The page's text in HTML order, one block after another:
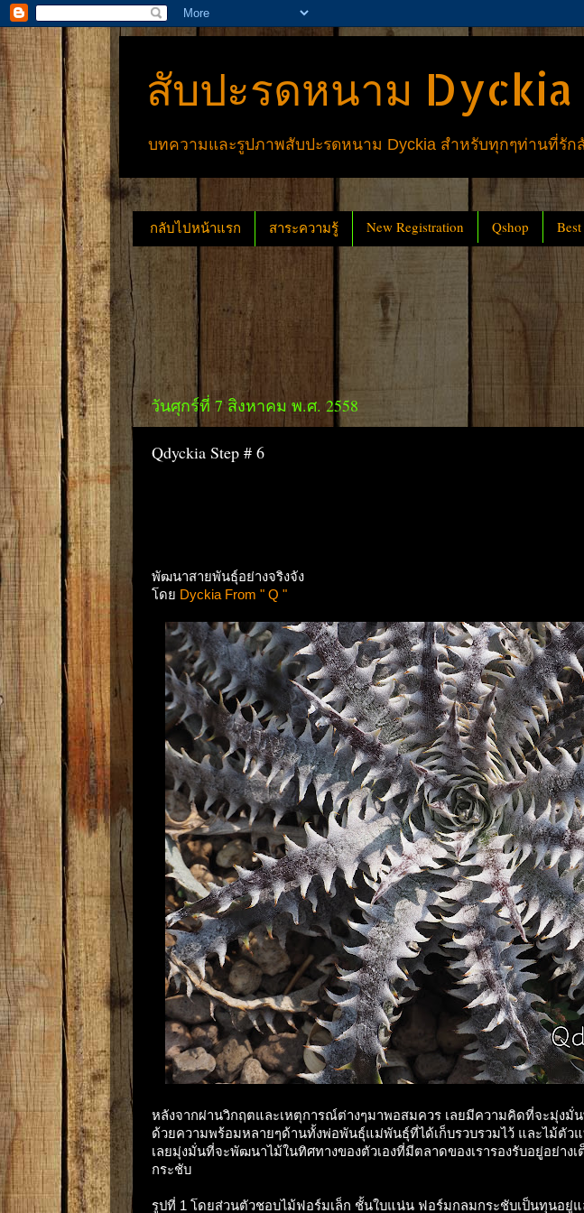
สับปะรดหนาม Dyckia
บทความและรูปภาพสับปะรดหนาม Dyckia สำหรับทุกๆท่านที่รัก
กลับไปหน้าแรก สาระความรู้ New Registration Qshop
วันศุกร์ที่ 7 สิงหาคม พ.ศ. 2558
Qdyckia Step # 6
พัฒนาสายพันธุ์อย่างจริงจัง
โดย Dyckia From " Q "
หลังจากผ่านวิกฤตและเหตุการณ์ต่างๆมาพอสมควร เลยมีความคิดที่จะมุ่งมั่
ด้วยความพร้อมหลายๆด้านทั้งพ่อพันธุ์แม่พันธุ์ที่ได้เก็บรวบรวมไว้ และไม้ตัว
เลยมุ่งมั่นที่จะพัฒนาไม้ในทิศทางของตัวเองที่มีตลาดของเรารองรับอยู่อย่าง
กระชับ
รูปที่ 1 โดยส่วนตัวชอบไม้ฟอร์มเล็ก ชั้นใบแน่น ฟอร์มกลมกระชับเป็นทุนอยู่แ